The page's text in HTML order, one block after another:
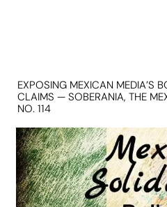
EXPOSING MEXICAN MEDIA’S
CLAIMS — SOBERANIA, THE
NO. 114